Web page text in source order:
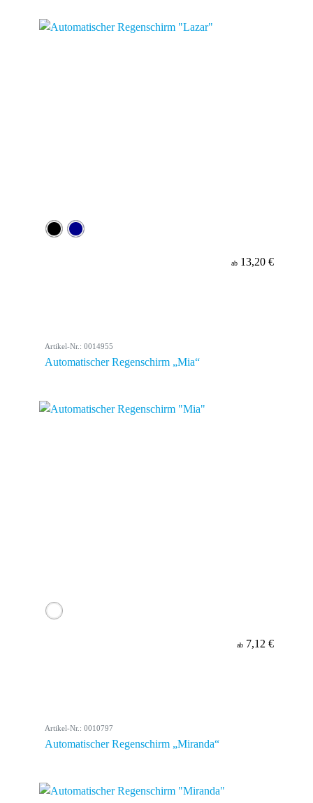
ab 13,20 €
Artikel-Nr.: 0014955
Automatischer Regenschirm „Mia“
ab 7,12 €
Artikel-Nr.: 0010797
Automatischer Regenschirm „Miranda“